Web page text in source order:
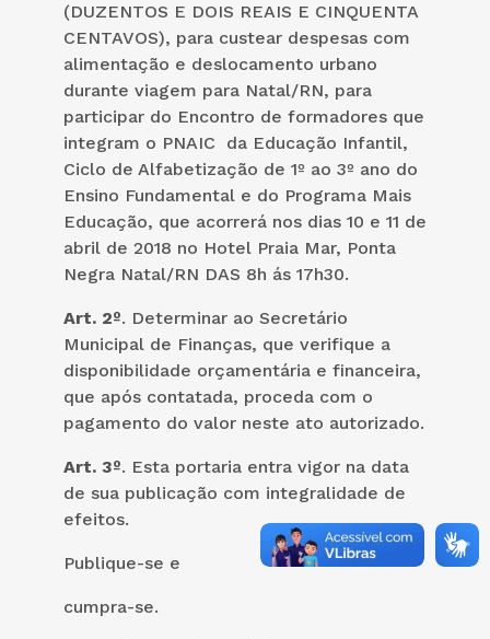
(DUZENTOS E DOIS REAIS E CINQUENTA
CENTAVOS), para custear despesas com
alimentação e deslocamento urbano
durante viagem para Natal/RN, para
participar do Encontro de formadores que
integram o PNAIC da Educação Infantil,
Ciclo de Alfabetização de 1º ao 3º ano do
Ensino Fundamental e do Programa Mais
Educação, que acorrerá nos dias 10 e 11 de
abril de 2018 no Hotel Praia Mar, Ponta
Negra Natal/RN DAS 8h ás 17h30.
Art. 2º. Determinar ao Secretário
Municipal de Finanças, que verifique a
disponibilidade orçamentária e financeira,
que após contatada, proceda com o
pagamento do valor neste ato autorizado.
Art. 3º. Esta portaria entra vigor na data
de sua publicação com integralidade de
efeitos.
Publique-se e
cumpra-se.